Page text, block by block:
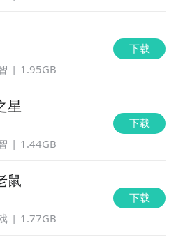
开测表地址
关注方法就讲到这里，各位
什么时候开放下载，什么时
法就是留意九游太空悠悠专
极参与讨论和提问题，我们
1.95GB
下载
星
1.44GB
下载
鼠
1.77GB
下载